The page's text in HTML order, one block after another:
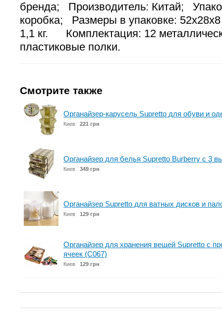
бренда; Производитель: Китай;
коробка; Размеры в упаковке:
1,1 кг. Комплектация: 12
пластиковые полки.
Смотрите также
Органайзер-карусель Supretto для обуви и
Киев 221 грн
Органайзер для белья Supretto Burberry с 3
Киев 349 грн
Органайзер Supretto для ватных дисков и
Киев 129 грн
Органайзер для хранения вещей Supretto с
ячеек (C067)
Киев 129 грн